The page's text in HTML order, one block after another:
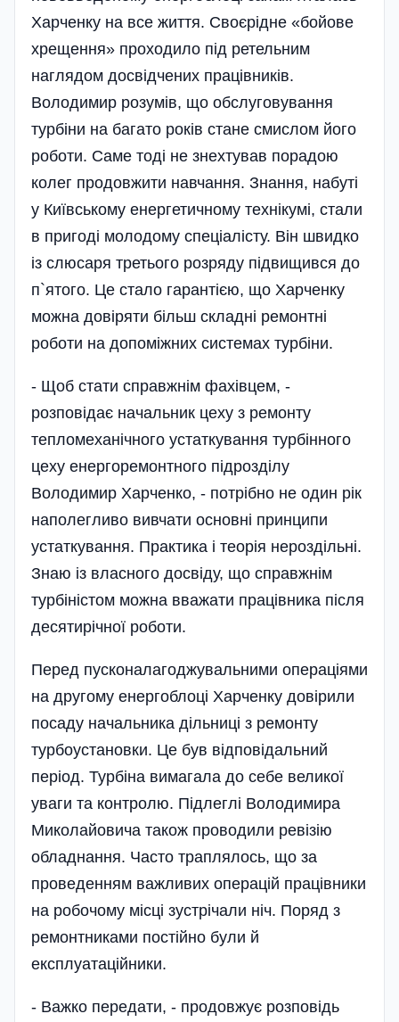
Харченку на все життя. Своєрідне «бойове
хрещення» проходило під ретельним
наглядом досвідчених працівників.
Володимир розумів, що обслуговування
турбіни на багато років стане смислом його
роботи. Саме тоді не знехтував порадою
колег продовжити навчання. Знання, набуті
у Київському енергетичному технікумі, стали
в пригоді молодому спеціалісту. Він швидко
із слюсаря третього розряду підвищився до
п`ятого. Це стало гарантією, що Харченку
можна довіряти більш складні ремонтні
роботи на допоміжних системах турбіни.
- Щоб стати справжнім фахівцем, -
розповідає начальник цеху з ремонту
тепломеханічного устаткування турбінного
цеху енергоремонтного підрозділу
Володимир Харченко, - потрібно не один рік
наполегливо вивчати основні принципи
устаткування. Практика і теорія нероздільні.
Знаю із власного досвіду, що справжнім
турбіністом можна вважати працівника після
десятирічної роботи.
Перед пусконалагоджувальними операціями
на другому енергоблоці Харченку довірили
посаду начальника дільниці з ремонту
турбоустановки. Це був відповідальний
період. Турбіна вимагала до себе великої
уваги та контролю. Підлеглі Володимира
Миколайовича також проводили ревізію
обладнання. Часто траплялось, що за
проведенням важливих операцій працівни­ки
на робочому місці зустрічали ніч. Поряд з
ремонтниками постійно були й
експлуатаційники.
- Важко передати, - продовжує розповідь